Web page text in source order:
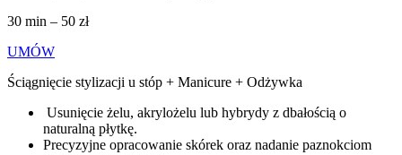
30 min – 50 zł
UMÓW
Ściągnięcie stylizacji u stóp + Manicure + Odżywka
Usunięcie żelu, akrylożelu lub hybrydy z dbałością o
naturalną płytkę.
Precyzyjne opracowanie skórek oraz nadanie paznokciom